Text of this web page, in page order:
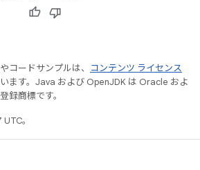
コードサンプルは、
コンテンツ ライセンス
ます。Java および OpenJDK は Oracle およ
録商標です。
。